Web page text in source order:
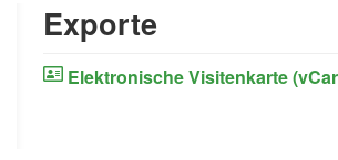
Exporte
Elektronische Visitenkarte